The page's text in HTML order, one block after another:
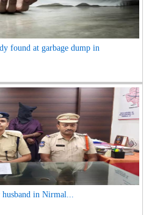
found at garbage dump in
in Nirmal...